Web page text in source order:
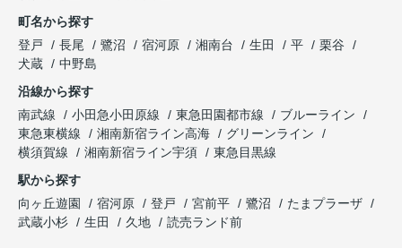
町名から探す
登戸
長尾 鷺沼 宿河原 湘南台 生田 平
栗谷
犬蔵
中野島
沿線から探す
南武線
小田急小田原線 東急田園都市線
ブルーライン
東急東横線
湘南新宿ライン高海
グリーンライン
横須賀線
湘南新宿ライン宇須
東急目黒線
駅から探す
向ヶ丘遊園
宿河原 登戸 宮前平 鷺沼
たまプラーザ
武蔵小杉
生田 久地 読売ランド前